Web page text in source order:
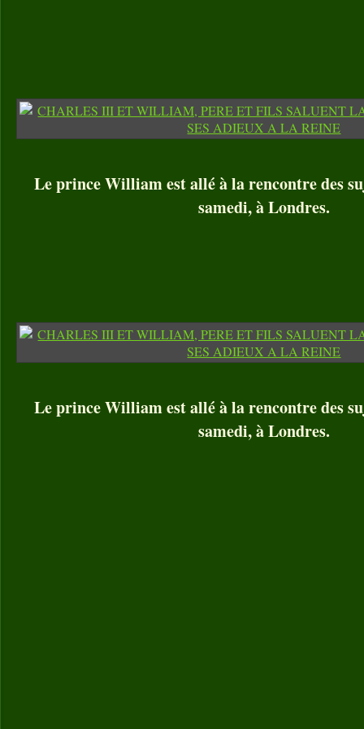
Le prince William est allé à la rencontre des
samedi, à Londres.
Le prince William est allé à la rencontre des
samedi, à Londres.